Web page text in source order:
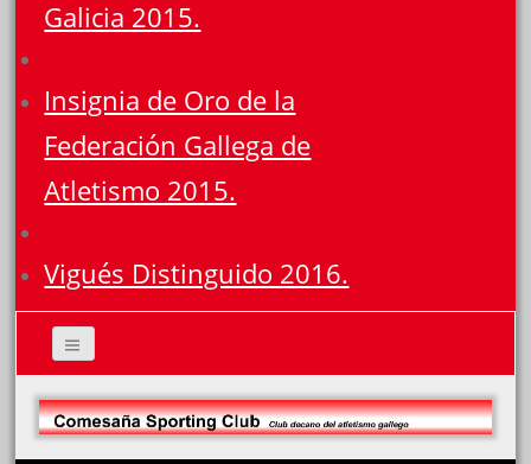
Galicia 2015.
Insignia de Oro de la
Federación Gallega de
Atletismo 2015.
Vigués Distinguido 2016.